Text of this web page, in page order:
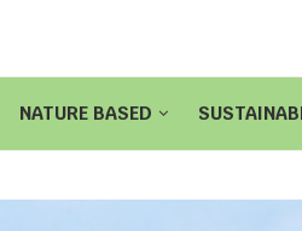
NATURE BASED